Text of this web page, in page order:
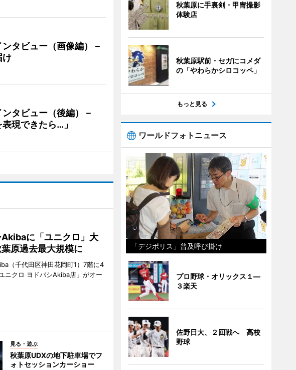
タビュー（画像編）－
け
タビュー（後編）－
現できたら…」
Akibaに「ユニクロ」大
原過去最大規模に
（千代田区神田花岡町1）7階に4
ニクロ ヨドバシAkiba店」がオー
見る・遊ぶ
秋葉原UDXの地下駐車場でフ
ォトセッションカーショー
秋葉原に手裏剣・甲冑撮影
体験店
秋葉原駅前・セガにコメダ
の「やわらかシロコッペ」
もっと見る
ワールドフォトニュース
「デジポリス」普及呼び掛け
プロ野球・オリックス１―
３楽天
佐野日大、２回戦へ 高校
野球